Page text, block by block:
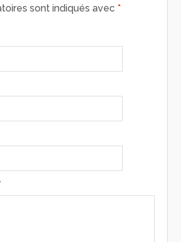
sont indiqués avec *